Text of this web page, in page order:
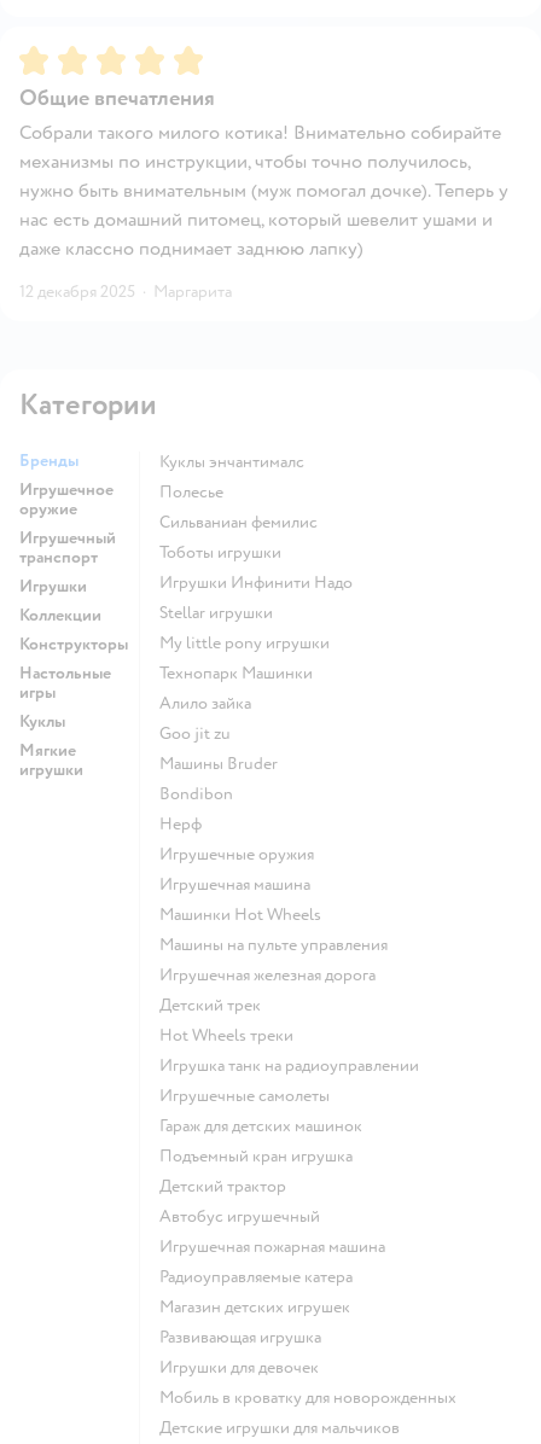
Рейтинг:5
Общие впечатления
Собрали такого милого котика! Внимательно собирайте
механизмы по инструкции, чтобы точно получилось,
нужно быть внимательным (муж помогал дочке). Теперь у
нас есть домашний питомец, который шевелит ушами и
даже классно поднимает заднюю лапку)
12 декабря 2025 · Маргарита
Категории
Бренды
Игрушечное
оружие
Игрушечный
транспорт
Игрушки
Коллекции
Конструкторы
Настольные
игры
Куклы
Мягкие
игрушки
Куклы энчантималс
Полесье
Сильваниан фемилис
Тоботы игрушки
Игрушки Инфинити Надо
Stellar игрушки
my little pony игрушки
Технопарк Машинки
Алило зайка
Goo jit zu
Машины Bruder
Bondibon
Нерф
Игрушечные оружия
Игрушечная машина
Машинки Hot Wheels
Машины на пульте управления
Игрушечная железная дорога
Детский трек
Hot Wheels треки
Игрушка танк на радиоуправлении
Игрушечные самолеты
Гараж для детских машинок
Подъемный кран игрушка
Детский трактор
Автобус игрушечный
Игрушечная пожарная машина
Радиоуправляемые катера
Магазин детских игрушек
Развивающая игрушка
Игрушки для девочек
Мобиль в кроватку для новорожденных
Детские игрушки для мальчиков